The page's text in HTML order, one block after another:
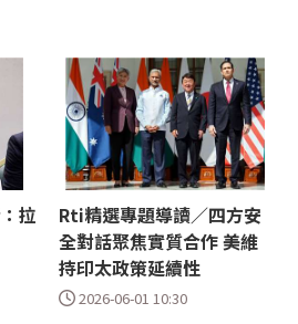
拉
Rti精選專題導讀／四方安
全對話聚焦實質合作 美維
持印太政策延續性
2026-06-01 10:30